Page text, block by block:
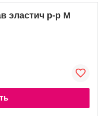
эластич р-р M